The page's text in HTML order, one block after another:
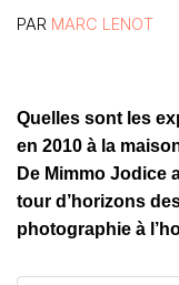
PAR MARC LENOT
Quelles sont les
en 2010 à la
De Mimmo Jodice
tour d’horizons
photographie à